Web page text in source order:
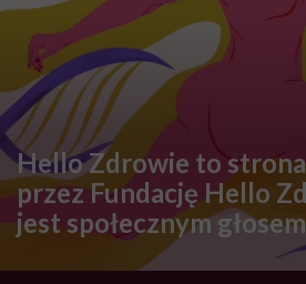
Hello Zdrowie to
przez Fundację Hello
jest społecznym